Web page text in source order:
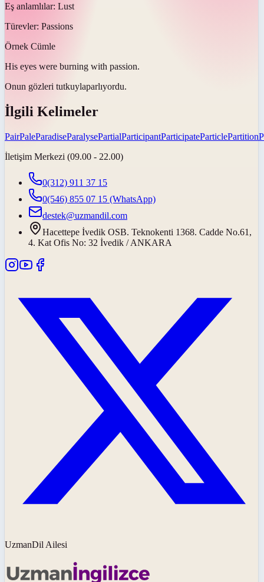
Eş anlamlılar: Lust
Türevler: Passions
Örnek Cümle
His eyes were burning with passion.
Onun gözleri tutkuylaparlıyordu.
İlgili Kelimeler
PairPaleParadiseParalysePartialParticipantParticipateParticlePartition
İletişim Merkezi (09.00 - 22.00)
0(312) 911 37 15
0(546) 855 07 15 (WhatsApp)
destek@uzmandil.com
Hacettepe İvedik OSB. Teknokenti 1368. Cadde No.61,
4. Kat Ofis No: 32 İvedik / ANKARA
UzmanDil Ailesi